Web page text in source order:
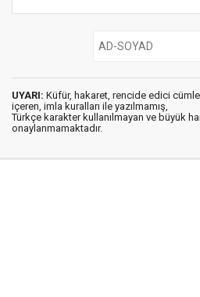
UYARI: Küfür, hakaret, rencide edici
içeren, imla kuralları ile yazılmamış,
Türkçe karakter kullanılmayan ve büyük
onaylanmamaktadır.